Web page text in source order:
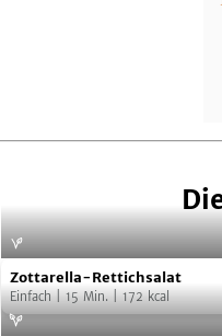
Zottarella-
Rettichsalat
Zott - Die
Zottarella-Rettichsalat
Einfach| 15 Min.| 172kcal